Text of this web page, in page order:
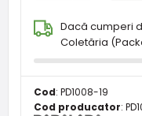
Dacă cumperi
Coletăria
Cod: PD1008-19
Cod producator: